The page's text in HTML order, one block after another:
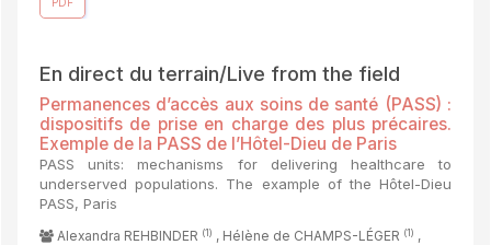
En direct du terrain/Live from the field
Permanences d’accès aux soins de santé (PASS) :
dispositifs de prise en charge des plus précaires.
Exemple de la PASS de l’Hôtel-Dieu de Paris
PASS units: mechanisms for delivering healthcare to
underserved populations. The example of the Hôtel-Dieu
PASS, Paris
Alexandra REHBINDER (1) , Hélène de CHAMPS-LÉGER (1) ,